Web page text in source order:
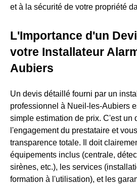
et à la sécurité de votre propriété
L'Importance d'un
votre Installateur
Aubiers
Un devis détaillé fourni par un
professionnel à Nueil-les-Aubiers
simple estimation de prix. C'est un
l'engagement du prestataire et
transparence totale. Il doit
équipements inclus (centrale,
sirènes, etc.), les services
formation à l'utilisation), et les